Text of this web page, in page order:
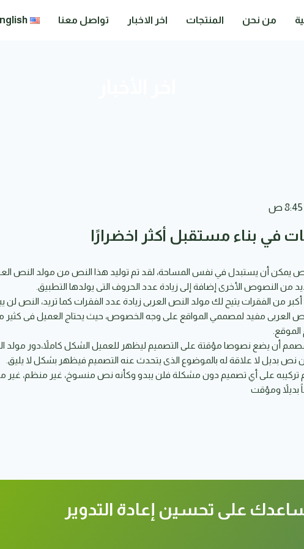
من نحن المنتجات اخر الاخبار تواصل معنا
8:45 ص
في بناء مستقبل أكثر اخضرارًا
يمكن أن يستبدل في نفس المساحة، لقد تم توليد هذا النص من مولد النص
من النصوص الأخرى إضافة إلى زيادة عدد الحروف التى يولدها التطبيق.
أكبر من الفقرات يتيح لك مولد النص العربى زيادة عدد الفقرات كما تريد، النص
العربى مفيد لمصممي المواقع على وجه الخصوص، حيث يحتاج العميل فى كثير
أن يضع نصوصا مؤقتة على التصميم ليظهر للعميل الشكل كاملاً،دور مولد
نص بديل لا علاقة له بالموضوع الذى يتحدث عنه التصميم فيظهر بشكل لا يليق.
تركيبه على أي تصميم دون مشكلة فلن يبدو وكأنه نص منسوخ، غير منظم، غير
بديلاً ومؤقت
على تحسين إعادة التدوير